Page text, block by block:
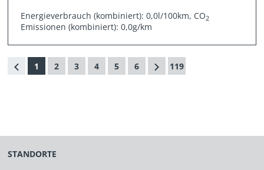
Energieverbrauch (kombiniert): 0,0l/100km, CO2
Emissionen (kombiniert): 0,0g/km
1 2 3 4 5 6 119
STANDORTE